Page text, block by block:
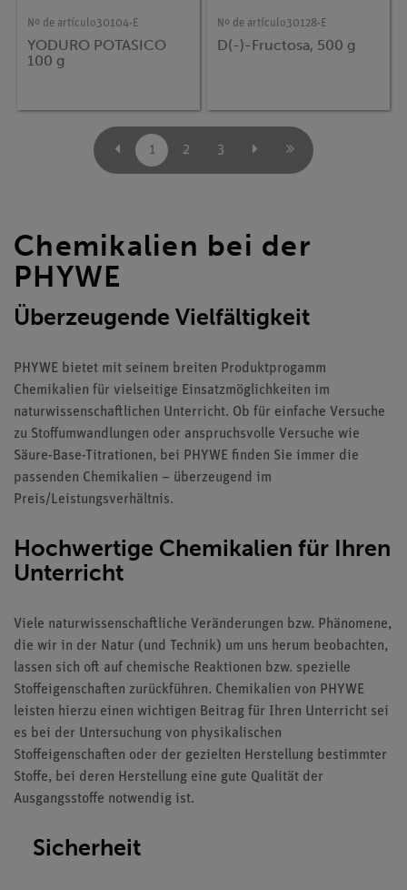
Nº de artículo30104-E
YODURO POTASICO
100 g
Nº de artículo30128-E
D(-)-Fructosa, 500 g
1 2 3
Chemikalien bei der
PHYWE
Überzeugende Vielfältigkeit
PHYWE bietet mit seinem breiten Produktprogamm
Chemikalien für vielseitige Einsatzmöglichkeiten im
naturwissenschaftlichen Unterricht. Ob für einfache Versuche
zu Stoffumwandlungen oder anspruchsvolle Versuche wie
Säure-Base-Titrationen, bei PHYWE finden Sie immer die
passenden Chemikalien – überzeugend im
Preis/Leistungsverhältnis.
Hochwertige Chemikalien für Ihren
Unterricht
Viele naturwissenschaftliche Veränderungen bzw. Phänomene,
die wir in der Natur (und Technik) um uns herum beobachten,
lassen sich oft auf chemische Reaktionen bzw. spezielle
Stoffeigenschaften zurückführen. Chemikalien von PHYWE
leisten hierzu einen wichtigen Beitrag für Ihren Unterricht sei
es bei der Untersuchung von physikalischen
Stoffeigenschaften oder der gezielten Herstellung bestimmter
Stoffe, bei deren Herstellung eine gute Qualität der
Ausgangsstoffe notwendig ist.
Sicherheit